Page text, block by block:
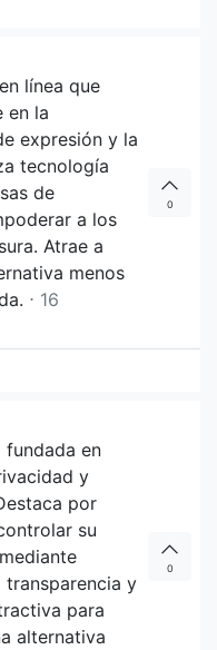
línea que
en la
expresión y la
tecnología
de
a los
Atrae a
menos
⋅ 16
0
fundada en
y
por
su
transparencia y
para
alternativa
0